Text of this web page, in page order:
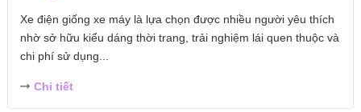
Xe điện giống xe máy là lựa chọn được nhiều người yêu thích
nhờ sở hữu kiểu dáng thời trang, trải nghiệm lái quen thuộc và
chi phí sử dụng...
Chi tiết